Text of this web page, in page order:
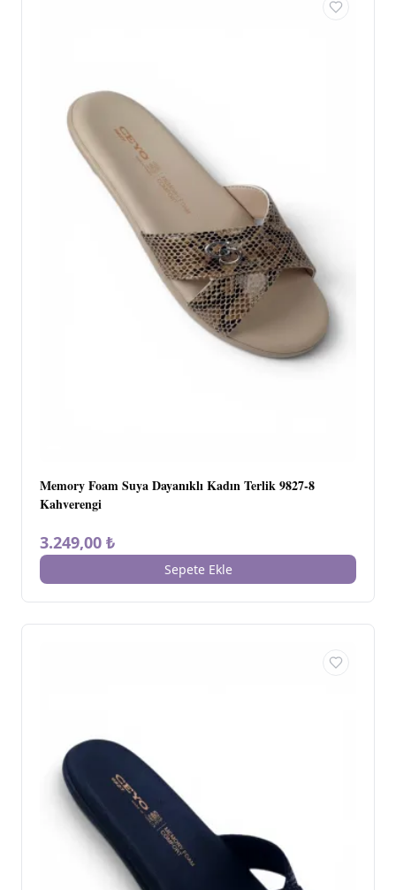
Memory Foam Suya Dayanıklı Kadın Terlik 9827-8
Kahverengi
3.249,00 ₺
Sepete Ekle